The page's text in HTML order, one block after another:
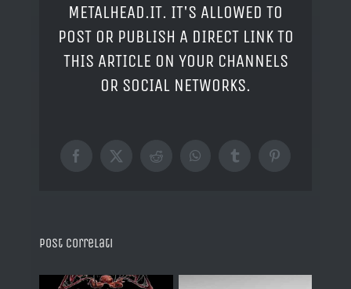
METALHEAD.IT. IT'S ALLOWED TO
POST OR PUBLISH A DIRECT LINK TO
THIS ARTICLE ON YOUR CHANNELS
OR SOCIAL NETWORKS.
Facebook
X RedditWhatsAppTumblrPinterest
Post correlati